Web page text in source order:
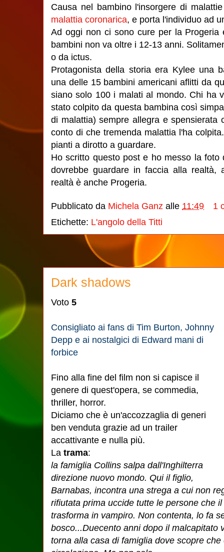
Causa nel bambino l'insorgere di
malattia coronarica, e porta l'individuo ad
Ad oggi non ci sono cure per la Progeria
bambini non va oltre i 12-13 anni.
o da ictus.
Protagonista della storia era Kylee una
una delle 15 bambini americani aflitti da
siano solo 100 i malati al mondo. Chi ha
stato colpito da questa bambina così
di malattia) sempre allegra e spensierata
conto di che tremenda malattia l'ha
pianti a dirotto a guardare.
Ho scritto questo post e ho messo la
dovrebbe guardare in faccia alla
realtà è anche Progeria.
Pubblicato da Michela Ganz alle 11:49
1
Etichette: L'angolo della Titti
Dark shadows
Voto 5
Consigliato ai fans di Tim Burton, Johnny
Depp e ai nostalgici di Edward mani di
forbice
Fino alla fine del film non si capisce il
genere di quest'opera, se commedia,
thriller, horror.
Diciamo che è un'accozzaglia di generi
ben venduta grazie ad un trailer
accattivante e nulla più.
La trama:
la famiglia Collins salpa dall'Inghilterra
direzione nuovo mondo. Qui il figlio,
Barnabas, incontra una strega a cui non
rifiutata prima uccide tutte le persone che
trasforma in vampiro. Non contenta, lo fa
bosco...Duecento anni dopo il malcapitato
torna alla casa di famiglia dove scopre